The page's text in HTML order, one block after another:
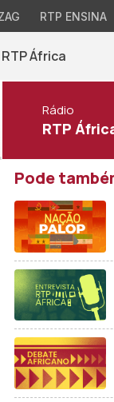
RTP ENSINA
RTP África
Rádio
RTP
Pode